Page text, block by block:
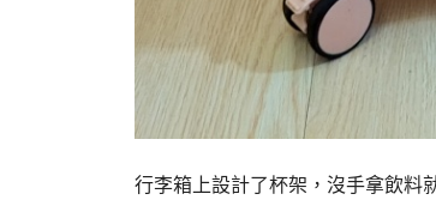
行李箱上設計了杯架，沒手拿飲料